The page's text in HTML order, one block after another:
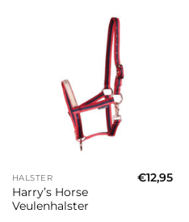
HALSTER
Harry’s Horse
Veulenhalster
€12,95